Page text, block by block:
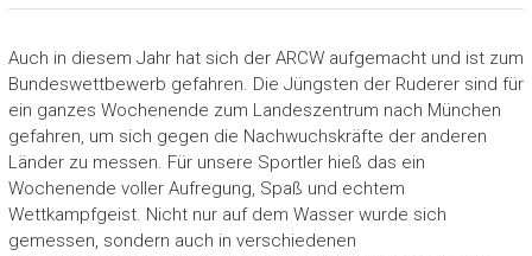
Auch in diesem Jahr hat sich der ARCW aufgemacht und ist zum
Bundeswettbewerb gefahren. Die Jüngsten der Ruderer sind für
ein ganzes Wochenende zum Landeszentrum nach München
gefahren, um sich gegen die Nachwuchskräfte der anderen
Länder zu messen. Für unsere Sportler hieß das ein
Wochenende voller Aufregung, Spaß und echtem
Wettkampfgeist. Nicht nur auf dem Wasser wurde sich
gemessen, sondern auch in verschiedenen